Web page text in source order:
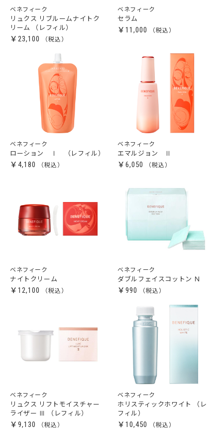
ベネフィーク
リュクス リブルームナイトク
リーム （レフィル）
￥23,100
ベネフィーク
セラム
￥11,000
ベネフィーク
ローション Ⅰ （レフィル）
￥4,180
ベネフィーク
エマルジョン Ⅱ
￥6,050
ベネフィーク
ナイトクリーム
￥12,100
ベネフィーク
ダブルフェイスコットン Ｎ
￥990
ベネフィーク
リュクス リフトモイスチャー
ライザー Ⅲ （レフィル）
￥9,130
ベネフィーク
ホリスティックホワイト （レ
フィル）
￥10,450